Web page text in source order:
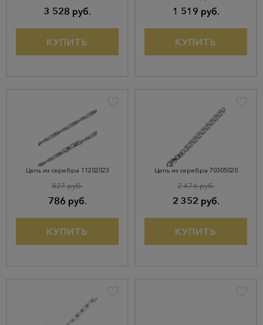
3 528 руб.
КУПИТЬ
1 519 руб.
КУПИТЬ
Цепь из серебра 11202023
786 руб.
827 руб.
КУПИТЬ
Цепь из серебра 70305020
2 352 руб.
2 476 руб.
КУПИТЬ